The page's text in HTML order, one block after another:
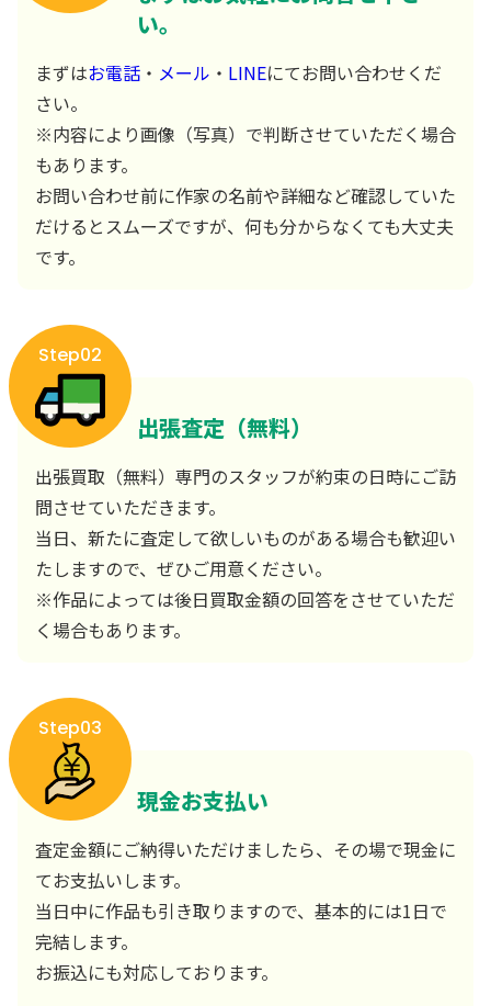
い。
まずはお電話 ・ メール ・ LINEにてお問い合わせくだ
さい。
※内容により画像（写真）で判断させていただく場合
もあります。
お問い合わせ前に作家の名前や詳細など確認していた
だけるとスムーズですが、何も分からなくても大丈夫
です。
Step02
出張査定（無料）
出張買取（無料）専門のスタッフが約束の日時にご訪
問させていただきます。
当日、新たに査定して欲しいものがある場合も歓迎い
たしますので、ぜひご用意ください。
※作品によっては後日買取金額の回答をさせていただ
く場合もあります。
Step03
現金お支払い
査定金額にご納得いただけましたら、その場で現金に
てお支払いします。
当日中に作品も引き取りますので、基本的には1日で
完結します。
お振込にも対応しております。